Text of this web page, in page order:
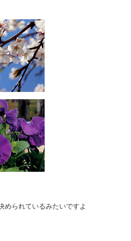
められているみたいですよ